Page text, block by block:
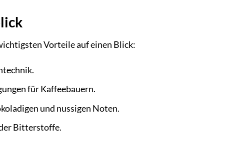
Vorteile auf einen Blick:
für Kaffeebauern.
und nussigen Noten.
Bitterstoffe.